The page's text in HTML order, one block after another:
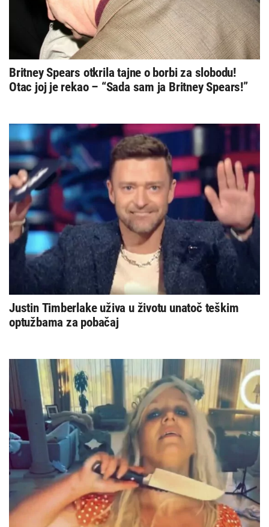
Britney Spears otkrila tajne o borbi za slobodu!
Otac joj je rekao – “Sada sam ja Britney Spears!”
Justin Timberlake uživa u životu unatoč teškim
optužbama za pobačaj